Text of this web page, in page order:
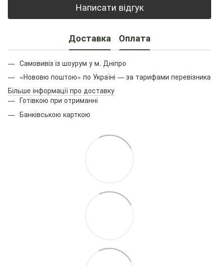
Написати відгук
Доставка Оплата
Самовивіз із шоурум у м. Дніпро
«Нововю поштою» по Україні — за тарифами перевізника
Більше інформації про доставку
Готівкою при отриманні
Банківською карткою